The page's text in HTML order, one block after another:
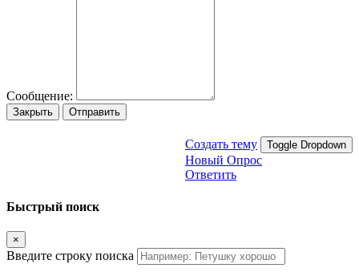
Сообщение:
Закрыть Отправить
Создать тему Toggle Dropdown
Новый Опрос
Ответить
Быстрый поиск
×
Введите строку поиска